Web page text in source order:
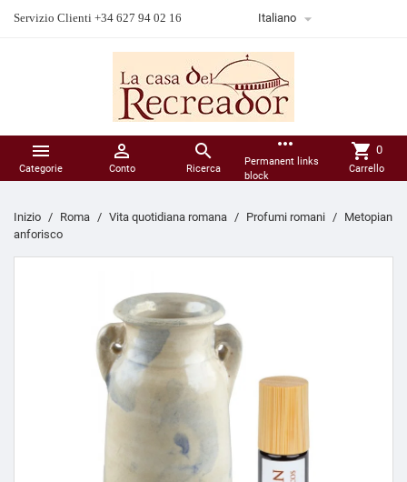
Servizio Clienti +34 627 94 02 16 Italiano 

Categorie

Conto

Ricerca
more_horiz
Permanent links
block
shopping_cart 0
Carrello
Inizio Roma Vita quotidiana romana Profumi romani
Metopian
anforisco